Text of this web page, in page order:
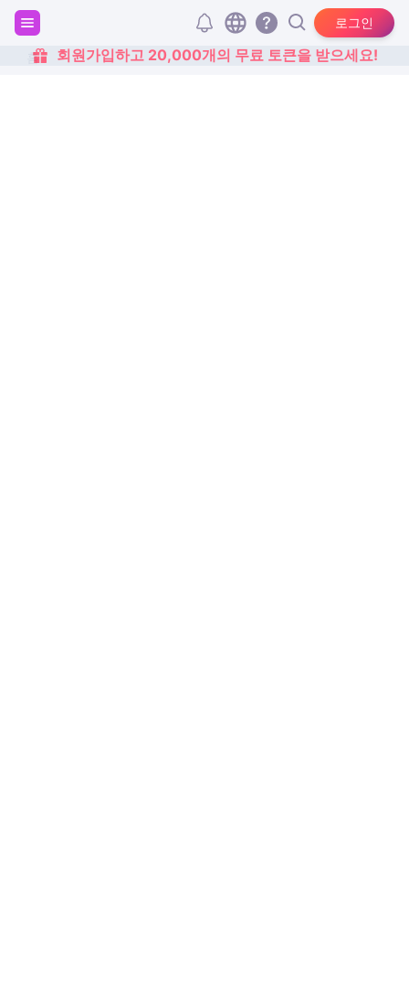
로그인
홈 회원가입하고 20,000개의 무료 토큰을 받으세요!